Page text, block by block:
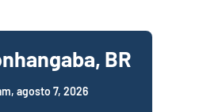
BR
agosto 7, 2026